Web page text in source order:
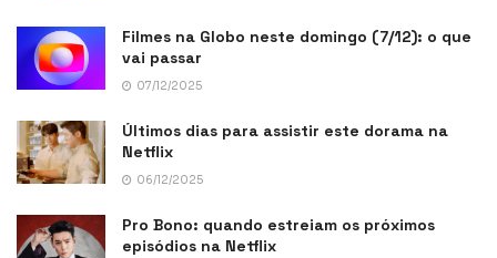
Filmes na Globo neste domingo (7/12): o que
vai passar
07/12/2025
Últimos dias para assistir este dorama na
Netflix
06/12/2025
Pro Bono: quando estreiam os próximos
episódios na Netflix